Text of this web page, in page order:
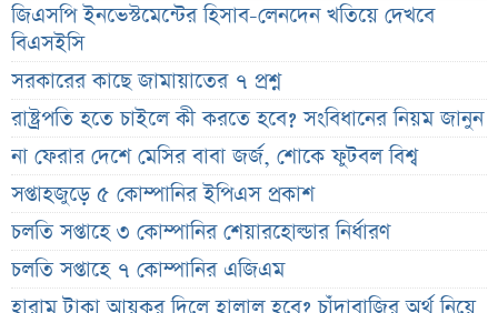
জিএসপি ইনভেস্টমেন্টের হিসাব-লেনদেন খতিয়ে দেখবে
বিএসইসি
সরকারের কাছে জামায়াতের ৭ প্রশ্ন
রাষ্ট্রপতি হতে চাইলে কী করতে হবে? সংবিধানের নিয়ম জানুন
না ফেরার দেশে মেসির বাবা জর্জ, শোকে ফুটবল বিশ্ব
সপ্তাহজুড়ে ৫ কোম্পানির ইপিএস প্রকাশ
চলতি সপ্তাহে ৩ কোম্পানির শেয়ারহোল্ডার নির্ধারণ
চলতি সপ্তাহে ৭ কোম্পানির এজিএম